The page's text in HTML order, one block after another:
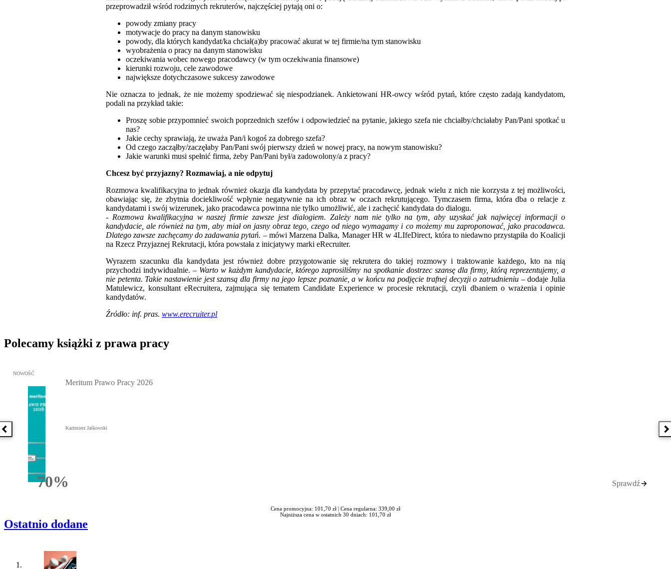
przeprowadził wśród rodzimych rekruterów, najczęściej pytają oni o:
powody zmiany pracy
motywacje do pracy na danym stanowisku
powody, dla których kandydat/ka chciał(a)by pracować akurat w tej firmie/na tym stanowisku
wyobrażenia o pracy na danym stanowisku
oczekiwania wobec nowego pracodawcy (w tym oczekiwania finansowe)
kierunki rozwoju, cele zawodowe
największe dotychczasowe sukcesy zawodowe
Nie oznacza to jednak, że nie możemy spodziewać się niespodzianek. Ankietowani HR-owcy wśród pytań, które często zadają kandydatom,
podali na przykład takie:
Proszę sobie przypomnieć swoich poprzednich szefów i odpowiedzieć na pytanie, jakiego szefa nie chciałby/chciałaby Pan/Pani spotkać u
nas?
Jakie cechy sprawiają, że uważa Pan/i kogoś za dobrego szefa?
Od czego zacząłby/zaczęłaby Pan/Pani swój pierwszy dzień w nowej pracy, na nowym stanowisku?
Jakie warunki musi spełnić firma, żeby Pan/Pani był/a zadowolony/a z pracy?
Chcesz być przyjazny? Rozmawiaj, a nie odpytuj
Rozmowa kwalifikacyjna to jednak również okazja dla kandydata by przepytać pracodawcę, jednak wielu z nich nie korzysta z tej możliwości,
obawiając się, że zbytnia dociekliwość wpłynie negatywnie na ich obraz w oczach rekrutującego. Tymczasem firma, która dba o relacje z
kandydatami i swój wizerunek, jako pracodawca powinna nie tylko umożliwić, ale i zachęcić kandydata do dialogu.
- Rozmowa kwalifikacyjna w naszej firmie zawsze jest dialogiem. Zależy nam nie tylko na tym, aby uzyskać jak najwięcej informacji o
kandydacie, ale również na tym, aby miał on jasny obraz tego, czego od niego wymagamy i co możemy mu zaproponować, jako pracodawca.
Dlatego zawsze zachęcamy do zadawania pytań. – mówi Marzena Dalka, Manager HR w 4LIfeDirect, która to niedawno przystąpiła do Koalicji
na Rzecz Przyjaznej Rekrutacji, która powstała z inicjatywy marki eRecruiter.
Wyrazem szacunku dla kandydata jest również dobre przygotowanie się rekrutera do takiej rozmowy i traktowanie każdego, kto na nią
przychodzi indywidualnie. – Warto w każdym kandydacie, którego zaprosiliśmy na spotkanie dostrzec szansę dla firmy, którą reprezentujemy, a
nie petenta. Takie nastawienie jest szansą dla firmy na jego lepsze poznanie, a w końcu na podjęcie trafnej decyzji o zatrudnieniu – dodaje Julia
Matulewicz, konsultant eRecruitera, zajmująca się tematem Candidate Experience w procesie rekrutacji, czyli dbaniem o wrażenia i opinie
kandydatów.
Źródło: inf. pras. www.erecruiter.pl
Polecamy książki z prawa pracy
Poprzednia książka
Przejdź do: Meritum Prawo Pracy 2026, Kazimierz Jaśkowski - otwiera się w nowym oknie
NOWOŚĆ
70%Rabatu
Meritum Prawo Pracy 2026
Kazimierz Jaśkowski
Sprawdź
Cena promocyjna: 101,70 zł | Cena regularna: 339,00 zł
Najniższa cena w ostatnich 30 dniach: 101,70 zł
Ostatnio dodane